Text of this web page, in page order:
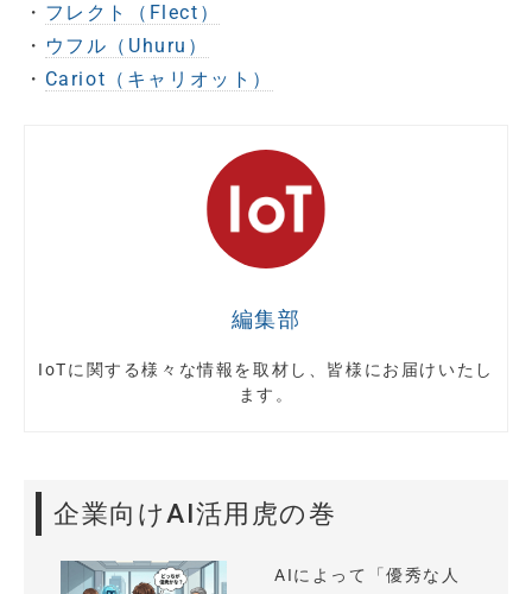
・ フレクト（Flect）
・ ウフル（Uhuru）
・ Cariot（キャリオット）
編集部
IoTに関する様々な情報を取材し、皆様にお届けいたし
ます。
企業向けAI活用虎の巻
AIによって「優秀な人